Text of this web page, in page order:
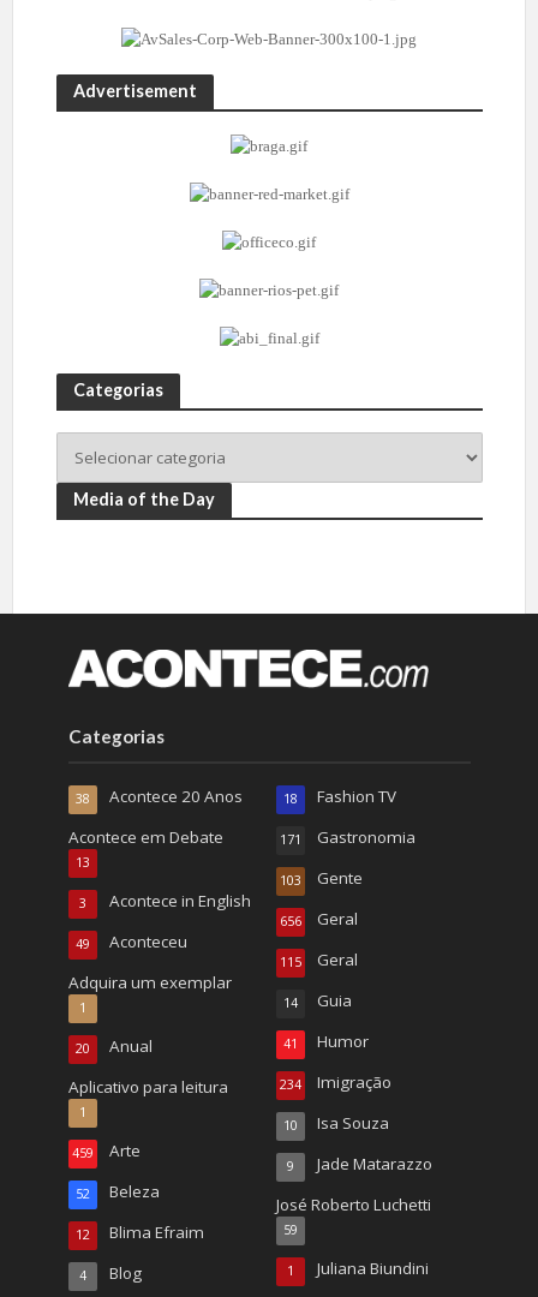
Advertisement
Categorias
Media of the Day
Categorias
Acontece 20 Anos
38
Acontece em Debate
13
Acontece in English
3
Aconteceu
49
Adquira um exemplar
1
Anual
20
Aplicativo para leitura
1
Arte
459
Beleza
52
Blima Efraim
12
Blog
4
Fashion TV
18
Gastronomia
171
Gente
103
Geral
656
Geral
115
Guia
14
Humor
41
Imigração
234
Isa Souza
10
Jade Matarazzo
9
José Roberto Luchetti
59
Juliana Biundini
1